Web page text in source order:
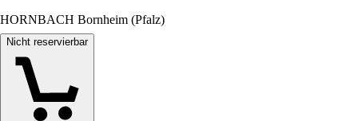
HORNBACH Bornheim (Pfalz)
Nicht reservierbar